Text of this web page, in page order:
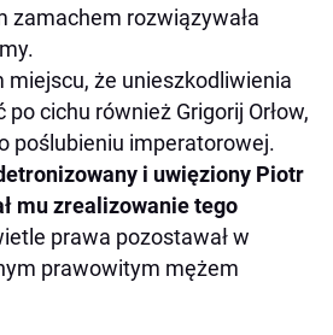
zamachem rozwiązywała
miejscu, że unieszkodliwienia
po cichu również Grigorij Orłow,
poślubieniu imperatorowej.
i uwięziony Piotr
mu zrealizowanie tego
prawa pozostawał w
prawowitym mężem